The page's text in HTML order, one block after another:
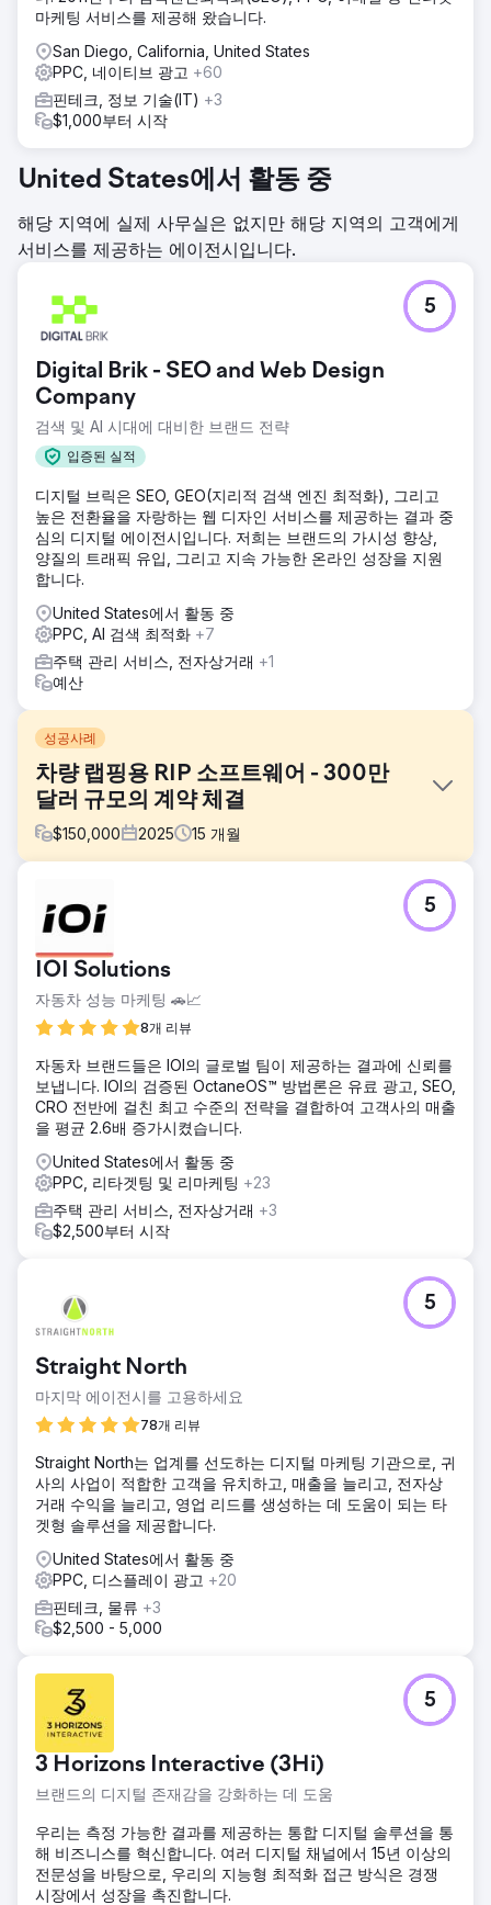
마케팅 서비스를 제공해 왔습니다.
San Diego, California, United States
PPC, 네이티브 광고 +60
핀테크, 정보 기술(IT) +3
$1,000부터 시작
United States에서 활동 중
해당 지역에 실제 사무실은 없지만 해당 지역의 고객에게
서비스를 제공하는 에이전시입니다.
Digital Brik - SEO and Web Design
Company
검색 및 AI 시대에 대비한 브랜드 전략
입증된 실적
5
디지털 브릭은 SEO, GEO(지리적 검색 엔진 최적화), 그리고
높은 전환율을 자랑하는 웹 디자인 서비스를 제공하는 결과 중
심의 디지털 에이전시입니다. 저희는 브랜드의 가시성 향상,
양질의 트래픽 유입, 그리고 지속 가능한 온라인 성장을 지원
합니다.
United States에서 활동 중
PPC, AI 검색 최적화 +7
주택 관리 서비스, 전자상거래 +1
예산
성공사례
차량 랩핑용 RIP 소프트웨어 - 300만
달러 규모의 계약 체결
$150,000 2025 15 개월
대부분의 차량 랩핑 업체는 RIP 소프트웨어와 그로 인한 시간
및 비용 절감 효과에 대해 잘 알지 못합니다. 이 때문에 컨퍼런
스 외에는 새로운 B2B 고객(차량 정비 업체)을 확보하기 어렵
습니다. 컨퍼런스 내에서도 전체 시장에 대한 노출은 제한적입
니다. 클라이언트는 목표 고객에게 효과적으로 광고할 수 있는
믿을 만한 방법을 필요로 했습니다. 마케팅 퍼널 하단의 키워
드만 타겟팅하는 것으로는 충분한 검색량을 확보할 수 없었고,
퍼널 상단의 키워드는 검색량이 적을 가능성이 높았습니다.
솔루션
IOI는 고객 생애주기 접근 방식을 채택했습니다. 차량 랩핑 업
체들이 직면하는 문제점과 그 상황에서 검색할 내용을 분석했
습니다. 제품 인지도 향상을 위한 마케팅 전략을 수립하여, 고
객이 제품을 전혀 모르는 상태에서 해결책을 인지할 때까지 다
채널 방식으로 접근했습니다. 구글 광고와 SEO 콘텐츠를 전략
적으로 결합하여 검색량이 적은 키워드를 공략하고, 광고성 기
사 형식으로 120페이지 이상의 콘텐츠를 발행했습니다. 또한,
결과
그들은 컨퍼런스에서 일반적으로 얻는 리드 수보다 5배 더 많
은 리드를 확보했습니다. 영업팀은 관계 구축에 착수했고, 2~3
개월 만에 자사 소프트웨어에 대한 높은 연간 계약 가치(ACV)
의 계약을 성사시켰습니다. 이 접근 방식을 통해 처음 15개월
동안 사업에 3백만 달러의 ACV를 추가했습니다.
에이전시 페이지로 이동
IOI Solutions
자동차 성능 마케팅 🚗📈
8개 리뷰
5
자동차 브랜드들은 IOI의 글로벌 팀이 제공하는 결과에 신뢰를
보냅니다. IOI의 검증된 OctaneOS™ 방법론은 유료 광고, SEO,
CRO 전반에 걸친 최고 수준의 전략을 결합하여 고객사의 매출
을 평균 2.6배 증가시켰습니다.
United States에서 활동 중
PPC, 리타겟팅 및 리마케팅 +23
주택 관리 서비스, 전자상거래 +3
$2,500부터 시작
Straight North
마지막 에이전시를 고용하세요
78개 리뷰
5
Straight North는 업계를 선도하는 디지털 마케팅 기관으로, 귀
사의 사업이 적합한 고객을 유치하고, 매출을 늘리고, 전자상
거래 수익을 늘리고, 영업 리드를 생성하는 데 도움이 되는 타
겟형 솔루션을 제공합니다.
United States에서 활동 중
PPC, 디스플레이 광고 +20
핀테크, 물류 +3
$2,500 - 5,000
3 Horizons Interactive (3Hi)
브랜드의 디지털 존재감을 강화하는 데 도움
5
우리는 측정 가능한 결과를 제공하는 통합 디지털 솔루션을 통
해 비즈니스를 혁신합니다. 여러 디지털 채널에서 15년 이상의
전문성을 바탕으로, 우리의 지능형 최적화 접근 방식은 경쟁
시장에서 성장을 촉진합니다.